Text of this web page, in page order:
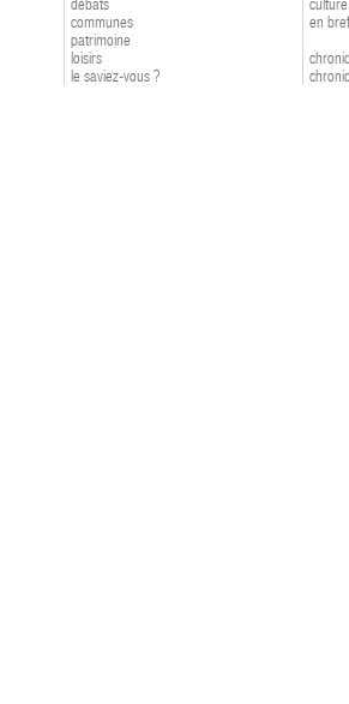
débats
communes
patrimoine
loisirs
le saviez-vous ?
culture
en bref